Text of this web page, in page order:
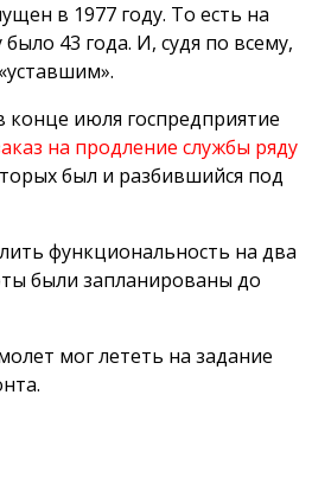
в 1977 году. То есть на
43 года. И, судя по всему,
конце июля госпредприятие
на продление службы ряду
был и разбившийся под
функциональность на два
были запланированы до
мог лететь на задание